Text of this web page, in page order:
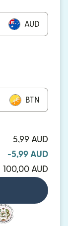
AUD
BTN
5,99 AUD
-5,99 AUD
100,00 AUD